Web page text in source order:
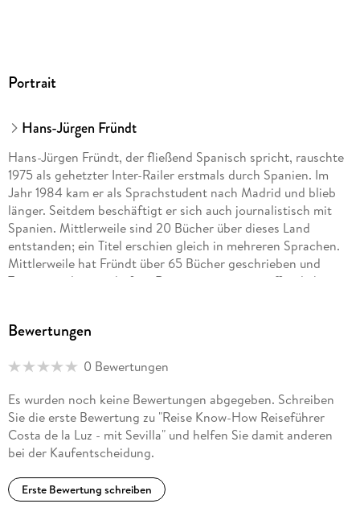
Portrait
Hans-Jürgen Fründt
Hans-Jürgen Fründt, der fließend Spanisch spricht, rauschte
1975 als gehetzter Inter-Railer erstmals durch Spanien. Im
Jahr 1984 kam er als Sprachstudent nach Madrid und blieb
länger. Seitdem beschäftigt er sich auch journalistisch mit
Spanien. Mittlerweile sind 20 Bücher über dieses Land
entstanden; ein Titel erschien gleich in mehreren Sprachen.
Mittlerweile hat Fründt über 65 Bücher geschrieben und
Texte in vielen namhaften Reisemagazinen veröffentlicht.
geworden ist, widmet er sich auch intensiv seiner ersten
zum Land zwischen den Meeren erschienen - eines davon
(Internationale Tourismus-Börse) als bester Reiseführer
ausgezeichnet - sowie Stadtführer in der Reihe CityTrip zu
Hamburg, Kiel, Lübeck, Barcelona, Málaga, Cádiz, Bilbao und
San Sebastián.
Bewertungen
0 Bewertungen
Es wurden noch keine Bewertungen abgegeben. Schreiben
Sie die erste Bewertung zu "Reise Know-How Reiseführer
Costa de la Luz - mit Sevilla" und helfen Sie damit anderen
bei der Kaufentscheidung.
Erste Bewertung schreiben